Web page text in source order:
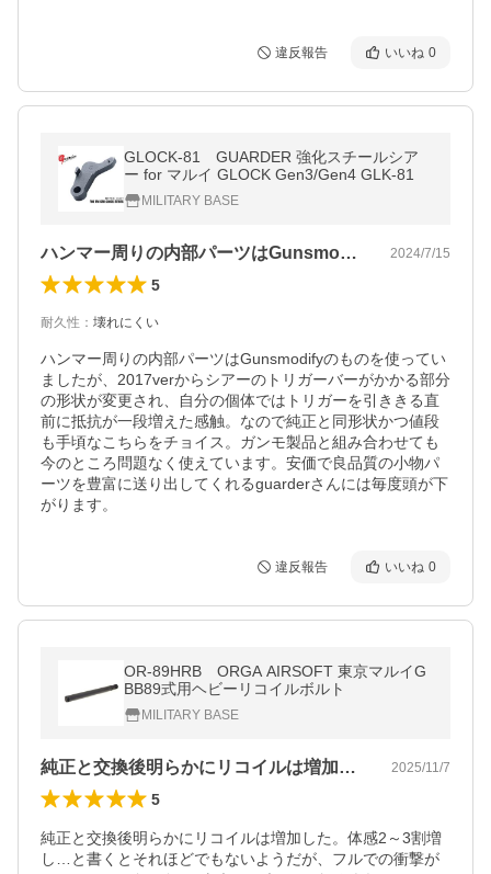
違反報告 いいね 0
GLOCK-81 GUARDER 強化スチールシア
ー for マルイ GLOCK Gen3/Gen4 GLK-81
MILITARY BASE
ハンマー周りの内部パーツはGunsmo… 2024/7/15
5
耐久性 ： 壊れにくい
ハンマー周りの内部パーツはGunsmodifyのものを使ってい
ましたが、2017verからシアーのトリガーバーがかかる部分
の形状が変更され、自分の個体ではトリガーを引ききる直
前に抵抗が一段増えた感触。なので純正と同形状かつ値段
も手頃なこちらをチョイス。ガンモ製品と組み合わせても
今のところ問題なく使えています。安価で良品質の小物パ
ーツを豊富に送り出してくれるguarderさんには毎度頭が下
がります。
違反報告 いいね 0
OR-89HRB ORGA AIRSOFT 東京マルイG
BB89式用ヘビーリコイルボルト
MILITARY BASE
純正と交換後明らかにリコイルは増加した… 2025/11/7
5
純正と交換後明らかにリコイルは増加した。体感2～3割増
し…と書くとそれほどでもないようだが、フルでの衝撃が